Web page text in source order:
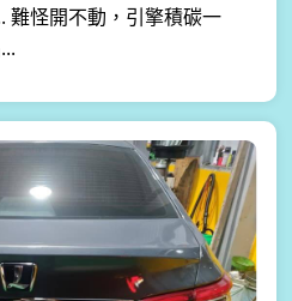
難怪開不動，引擎積碳一